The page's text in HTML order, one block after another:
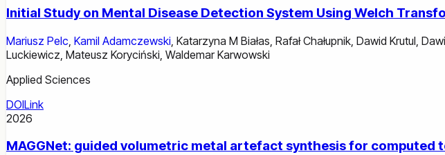
Initial Study on Mental Disease Detection System Using Welch
Mariusz Pelc Kamil Adamczewski Katarzyna M Białas Rafał Chałupnik Dawid Krutul
Luckiewicz Mateusz Koryciński Waldemar Karwowski
Applied Sciences
DOILink
2026
MAGGNet: guided volumetric metal artefact synthesis for computed